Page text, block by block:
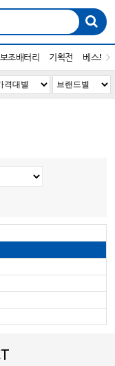
보조배터리 기획전 베스트